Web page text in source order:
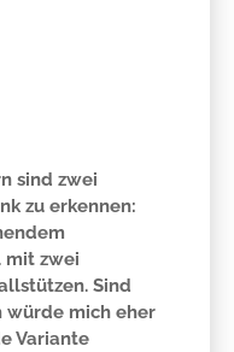
sind zwei
zu erkennen:
mit zwei
Sind
würde mich eher
Variante